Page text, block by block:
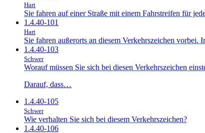
Hart
Sie fahren auf einer Straße mit einem Fahrstreifen für
1.4.40-101
Hart
Sie fahren außerorts an diesem Verkehrszeichen
1.4.40-103
Schwer
Worauf müssen Sie sich bei diesen Verkehrszeichen
Darauf, dass…
1.4.40-105
Schwer
Wie verhalten Sie sich bei diesem Verkehrszeichen?
1.4.40-106